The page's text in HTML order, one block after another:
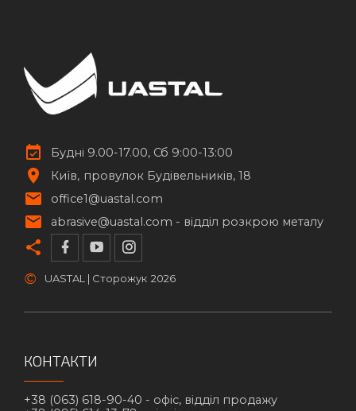
Будні 9.00-17.00, Сб 9:00-13:00
Київ
провулок Будівельників, 18
office1@uastal.com
abrasive@uastal.com - відділ розкрою металу
© UASTAL | Сторожук 2026
КОНТАКТИ
+38 (063) 618-90-40 - офіс, відділ продажу